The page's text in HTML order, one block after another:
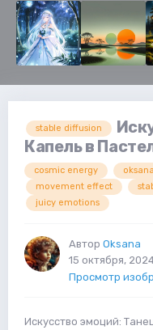
stable diffusion
Капель в
cosmic energy oksana
movement effect
juicy emotions
Автор Oksana
15 октября,
Просмотр
Искусство эмоций: